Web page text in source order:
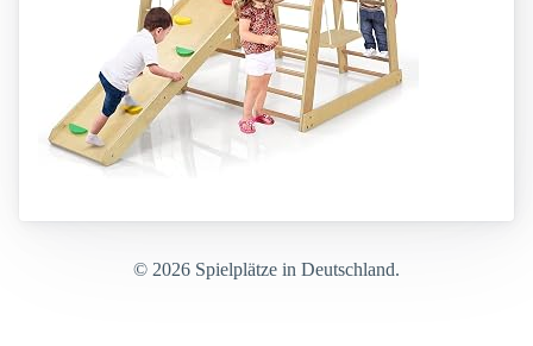
© 2026 Spielplätze in Deutschland.